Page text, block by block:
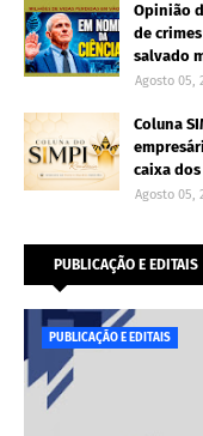
Opinião
de
salvado
Agosto 05,
Coluna
caixa
Agosto 05,
PUBLICAÇÃO E EDITAIS
PUBLICAÇÃO E EDITAIS